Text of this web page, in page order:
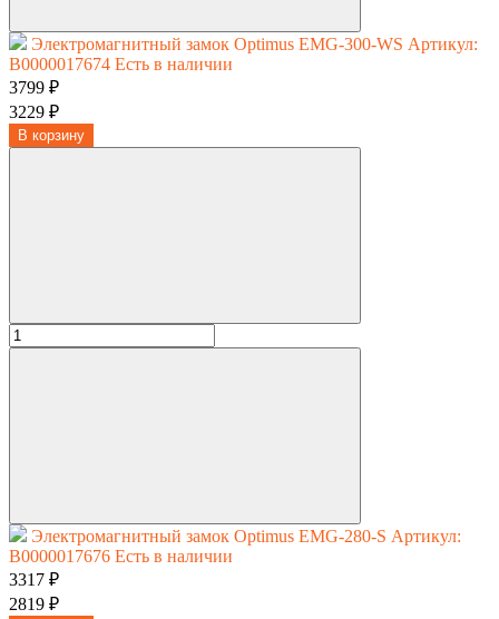
Электромагнитный замок Optimus EMG-300-WS Артикул:
В0000017674 Есть в наличии
3799 ₽
3229 ₽
В корзину
Электромагнитный замок Optimus EMG-280-S Артикул:
В0000017676 Есть в наличии
3317 ₽
2819 ₽